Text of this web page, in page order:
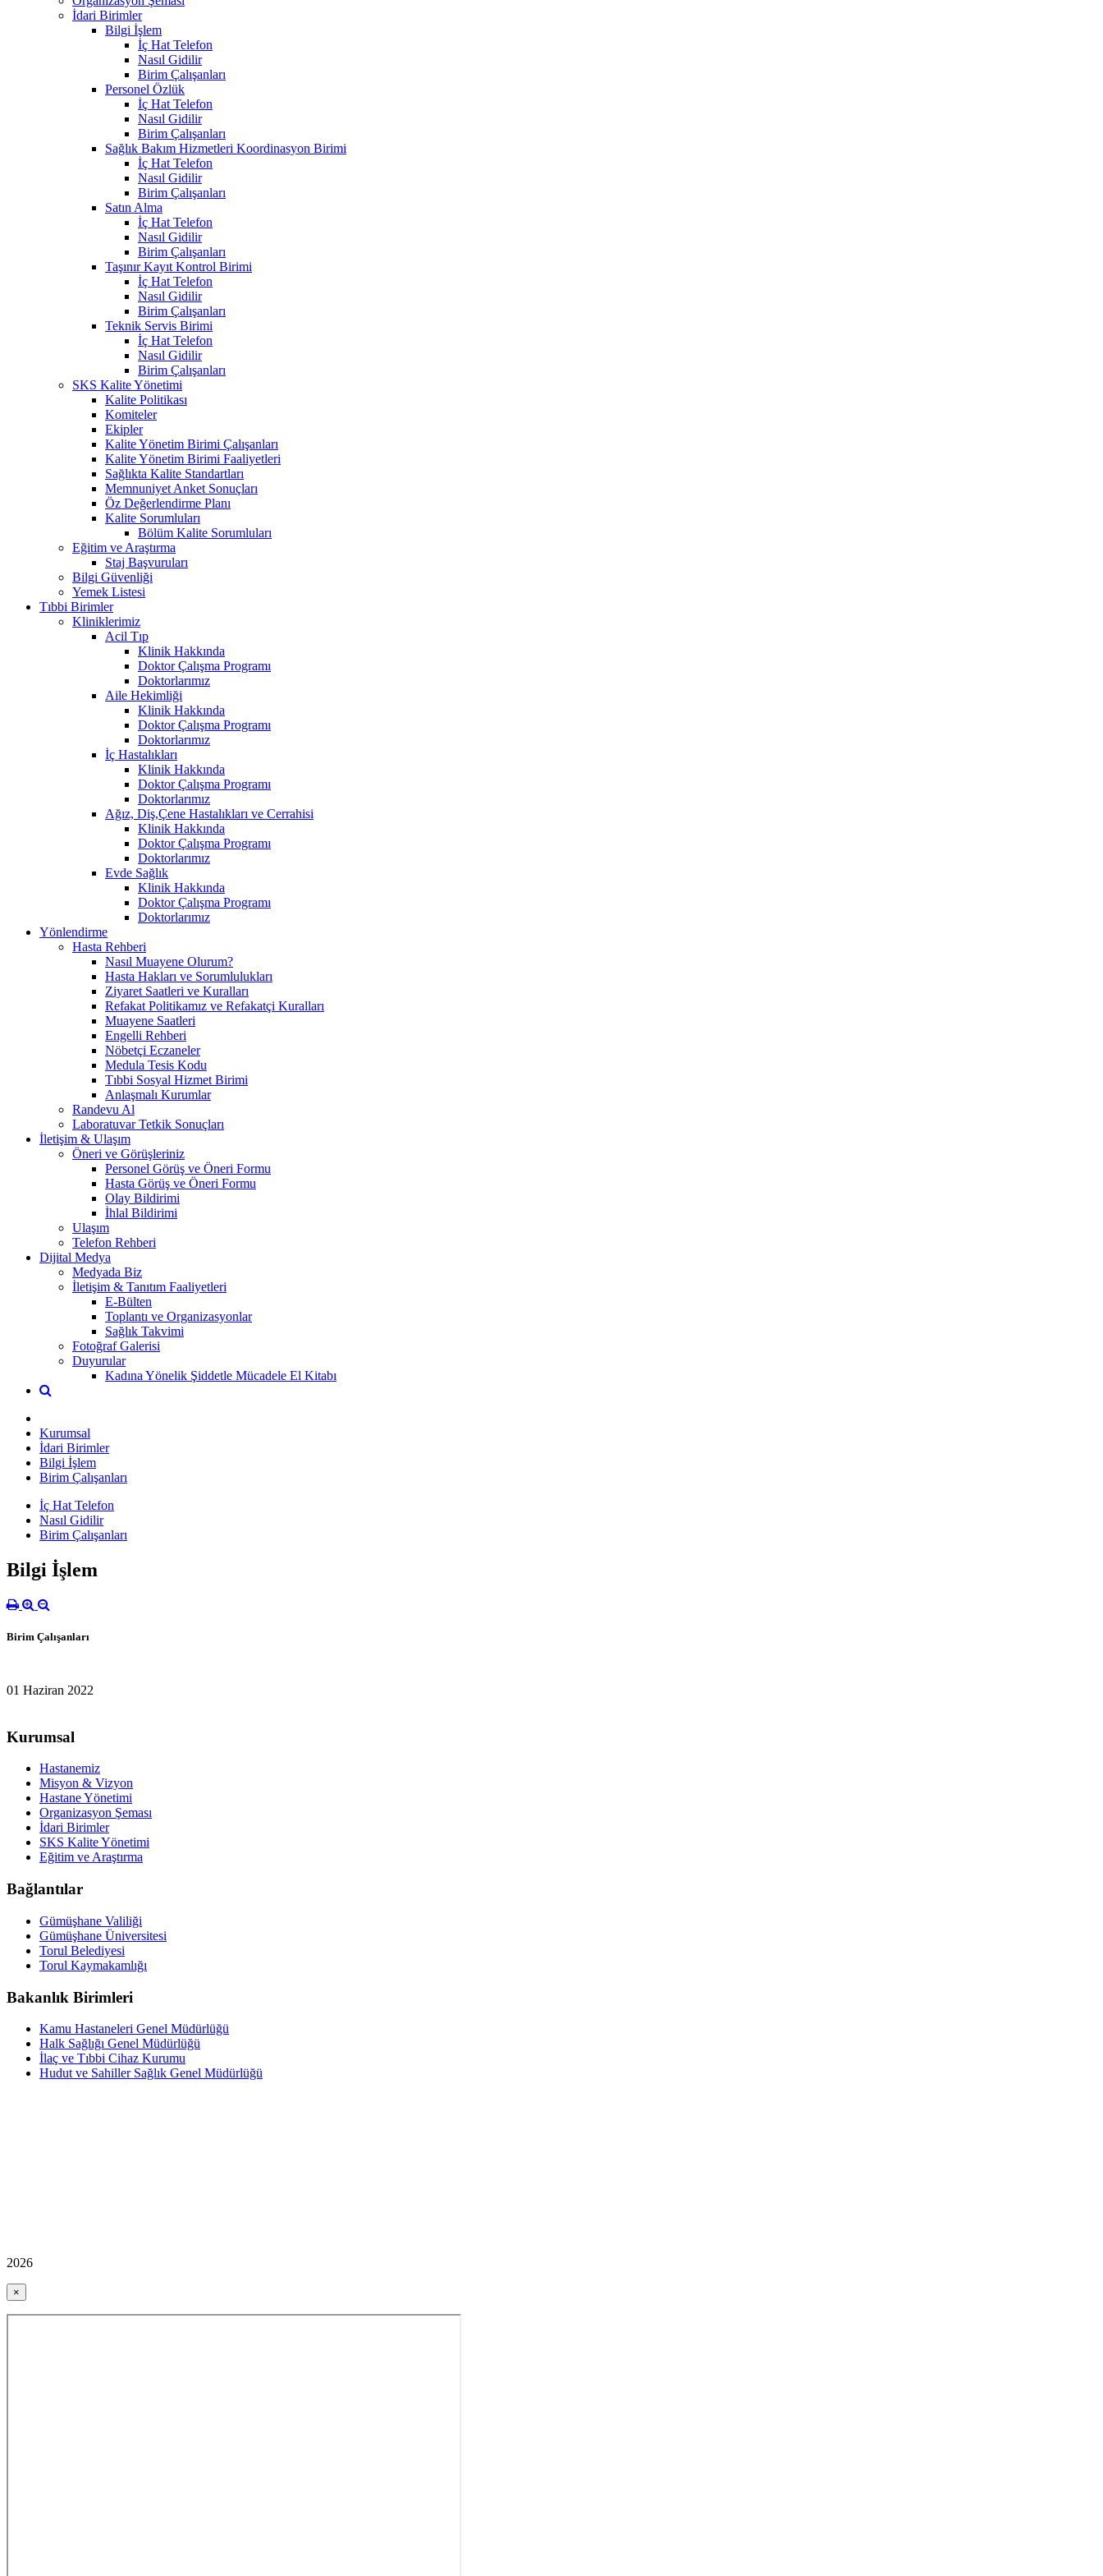
İdari Birimler
Bilgi İşlem
İç Hat Telefon
Nasıl Gidilir
Birim Çalışanları
Personel Özlük
İç Hat Telefon
Nasıl Gidilir
Birim Çalışanları
Sağlık Bakım Hizmetleri Koordinasyon Birimi
İç Hat Telefon
Nasıl Gidilir
Birim Çalışanları
Satın Alma
İç Hat Telefon
Nasıl Gidilir
Birim Çalışanları
Taşınır Kayıt Kontrol Birimi
İç Hat Telefon
Nasıl Gidilir
Birim Çalışanları
Teknik Servis Birimi
İç Hat Telefon
Nasıl Gidilir
Birim Çalışanları
SKS Kalite Yönetimi
Kalite Politikası
Komiteler
Ekipler
Kalite Yönetim Birimi Çalışanları
Kalite Yönetim Birimi Faaliyetleri
Sağlıkta Kalite Standartları
Memnuniyet Anket Sonuçları
Öz Değerlendirme Planı
Kalite Sorumluları
Bölüm Kalite Sorumluları
Eğitim ve Araştırma
Staj Başvuruları
Bilgi Güvenliği
Yemek Listesi
Tıbbi Birimler
Kliniklerimiz
Acil Tıp
Klinik Hakkında
Doktor Çalışma Programı
Doktorlarımız
Aile Hekimliği
Klinik Hakkında
Doktor Çalışma Programı
Doktorlarımız
İç Hastalıkları
Klinik Hakkında
Doktor Çalışma Programı
Doktorlarımız
Ağız, Diş,Çene Hastalıkları ve Cerrahisi
Klinik Hakkında
Doktor Çalışma Programı
Doktorlarımız
Evde Sağlık
Klinik Hakkında
Doktor Çalışma Programı
Doktorlarımız
Yönlendirme
Hasta Rehberi
Nasıl Muayene Olurum?
Hasta Hakları ve Sorumlulukları
Ziyaret Saatleri ve Kuralları
Refakat Politikamız ve Refakatçi Kuralları
Muayene Saatleri
Engelli Rehberi
Nöbetçi Eczaneler
Medula Tesis Kodu
Tıbbi Sosyal Hizmet Birimi
Anlaşmalı Kurumlar
Randevu Al
Laboratuvar Tetkik Sonuçları
İletişim & Ulaşım
Öneri ve Görüşleriniz
Personel Görüş ve Öneri Formu
Hasta Görüş ve Öneri Formu
Olay Bildirimi
İhlal Bildirimi
Ulaşım
Telefon Rehberi
Dijital Medya
Medyada Biz
İletişim & Tanıtım Faaliyetleri
E-Bülten
Toplantı ve Organizasyonlar
Sağlık Takvimi
Fotoğraf Galerisi
Duyurular
Kadına Yönelik Şiddetle Mücadele El Kitabı
Kurumsal
İdari Birimler
Bilgi İşlem
Birim Çalışanları
İç Hat Telefon
Nasıl Gidilir
Birim Çalışanları
Bilgi İşlem
Birim Çalışanları
01 Haziran 2022
Kurumsal
Hastanemiz
Misyon & Vizyon
Hastane Yönetimi
Organizasyon Şeması
İdari Birimler
SKS Kalite Yönetimi
Eğitim ve Araştırma
Bağlantılar
Gümüşhane Valiliği
Gümüşhane Üniversitesi
Torul Belediyesi
Torul Kaymakamlığı
Bakanlık Birimleri
Kamu Hastaneleri Genel Müdürlüğü
Halk Sağlığı Genel Müdürlüğü
İlaç ve Tıbbi Cihaz Kurumu
Hudut ve Sahiller Sağlık Genel Müdürlüğü
2026
×